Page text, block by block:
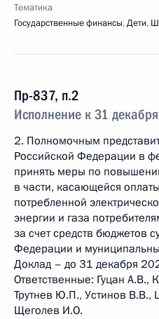
Тематика
Государственные финансы,Дети,
Пр-837, п.2
Исполнение к 31
2. Полномочным
Российской Федерации в
принять меры по
в части, касающейся
потребленной
энергии и газа
за счет средств бюджетов
Федерации и
Доклад – до 31 декабря
Ответственные: Гуцан
Трутнев Ю.П., Устинов
Щеголев И.О.